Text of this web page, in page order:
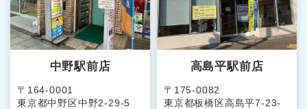
中野駅前店
〒164-0001
東京都中野区中野2-29-5
高島平駅前店
〒175-0082
東京都板橋区高島平7-23-